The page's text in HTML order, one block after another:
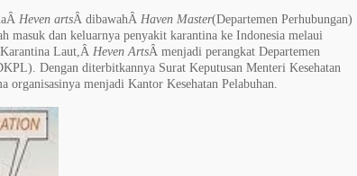
Heven artsÂ dibawahÂ Haven Master(Departemen Perhubungan)
masuk dan keluarnya penyakit karantina ke Indonesia melaui
Laut,Â Heven ArtsÂ menjadi perangkat Departemen
Dengan diterbitkannya Surat Keputusan Menteri Kesehatan
menjadi Kantor Kesehatan Pelabuhan.